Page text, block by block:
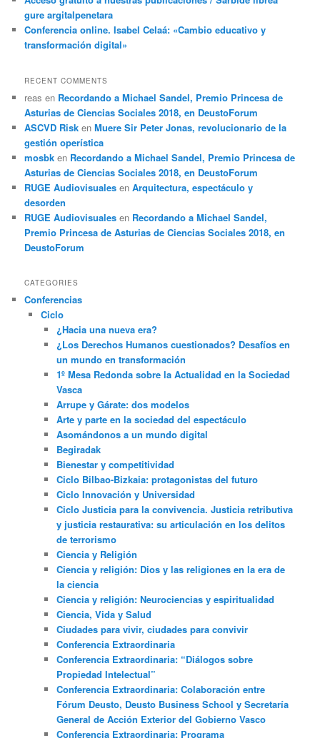
gure argitalpenetara
Conferencia online. Isabel Celaá: «Cambio educativo y
transformación digital»
RECENT COMMENTS
reas en Recordando a Michael Sandel, Premio Princesa de
Asturias de Ciencias Sociales 2018, en DeustoForum
ASCVD Risk enMuere Sir Peter Jonas, revolucionario de la
gestión operística
mosbk en Recordando a Michael Sandel, Premio Princesa de
Asturias de Ciencias Sociales 2018, en DeustoForum
RUGE Audiovisuales enArquitectura, espectáculo y
desorden
RUGE Audiovisuales en Recordando a Michael Sandel,
Premio Princesa de Asturias de Ciencias Sociales 2018, en
DeustoForum
CATEGORIES
Conferencias
Ciclo
¿Hacia una nueva era?
¿Los Derechos Humanos cuestionados? Desafíos en
un mundo en transformación
1º Mesa Redonda sobre la Actualidad en la Sociedad
Vasca
Arrupe y Gárate: dos modelos
Arte y parte en la sociedad del espectáculo
Asomándonos a un mundo digital
Begiradak
Bienestar y competitividad
Ciclo Bilbao-Bizkaia: protagonistas del futuro
Ciclo Innovación y Universidad
Ciclo Justicia para la convivencia. Justicia retributiva
y justicia restaurativa: su articulación en los delitos
de terrorismo
Ciencia y Religión
Ciencia y religión: Dios y las religiones en la era de
la ciencia
Ciencia y religión: Neurociencias y espiritualidad
Ciencia, Vida y Salud
Ciudades para vivir, ciudades para convivir
Conferencia Extraordinaria
Conferencia Extraordinaria: “Diálogos sobre
Propiedad Intelectual”
Conferencia Extraordinaria: Colaboración entre
Fórum Deusto, Deusto Business School y Secretaría
General de Acción Exterior del Gobierno Vasco
Conferencia Extraordinaria: Programa